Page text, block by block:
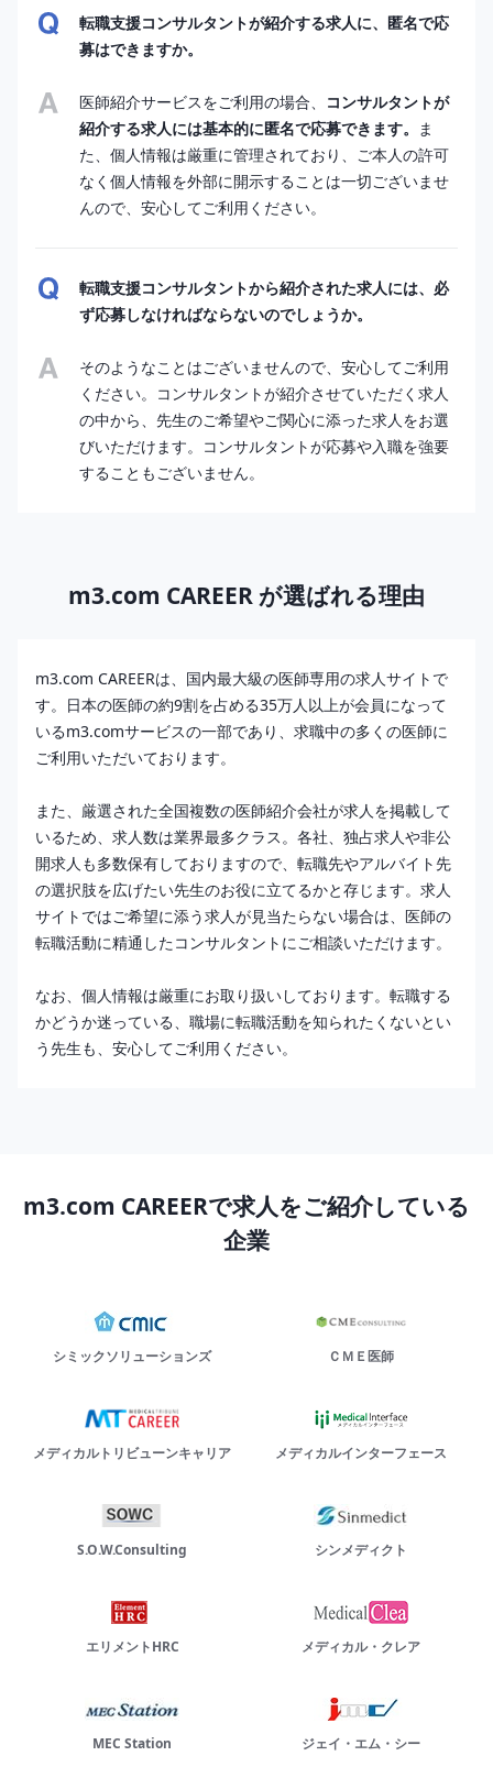
転職支援コンサルタントが紹介する求人に、匿名で応
募はできますか。
医師紹介サービスをご利用の場合、
コンサルタントが
紹介する求人には基本的に匿名で応募できます。 ま
た、個人情報は厳重に管理されており、ご本人の許可
なく個人情報を外部に開示することは一切ございませ
んので、安心してご利用ください。
転職支援コンサルタントから紹介された求人には、必
ず応募しなければならないのでしょうか。
そのようなことはございませんので、安心してご利用
ください。コンサルタントが紹介させていただく求人
の中から、先生のご希望やご関心に添った求人をお選
びいただけます。コンサルタントが応募や入職を強要
することもございません。
m3.com CAREER が選ばれる理由
m3.com CAREERは、国内最大級の医師専用の求人サイトで
す。日本の医師の約9割を占める35万人以上が会員になって
いるm3.comサービスの一部であり、求職中の多くの医師に
ご利用いただいております。
また、厳選された全国複数の医師紹介会社が求人を掲載して
いるため、求人数は業界最多クラス。各社、独占求人や非公
開求人も多数保有しておりますので、転職先やアルバイト先
の選択肢を広げたい先生のお役に立てるかと存じます。求人
サイトではご希望に添う求人が見当たらない場合は、医師の
転職活動に精通したコンサルタントにご相談いただけます。
なお、個人情報は厳重にお取り扱いしております。転職する
かどうか迷っている、職場に転職活動を知られたくないとい
う先生も、安心してご利用ください。
m3.com CAREERで求人をご紹介している
企業
シミックソリューションズ ＣＭＥ医師
メディカルトリビューンキャリア メディカルインターフェース
S.O.W.Consulting シンメディクト
エリメントHRC メディカル・クレア
MEC Station ジェイ・エム・シー